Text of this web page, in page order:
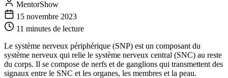
MentorShow
15 novembre 2023
11 minutes de lecture
Le système nerveux périphérique (SNP) est un composant du
système nerveux qui relie le système nerveux central (SNC) au reste
du corps. Il se compose de nerfs et de ganglions qui transmettent des
signaux entre le SNC et les organes, les membres et la peau.